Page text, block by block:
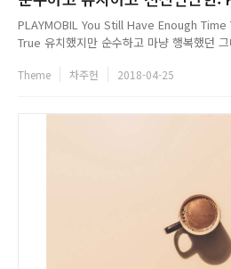
PLAYMOBIL You Still Have Enough
True 유치했지만 순수하고 마냥 행복했던
의 천진난만함은 찾아볼 수 없지만, 성인이
Theme 차주헌 2018-04-25